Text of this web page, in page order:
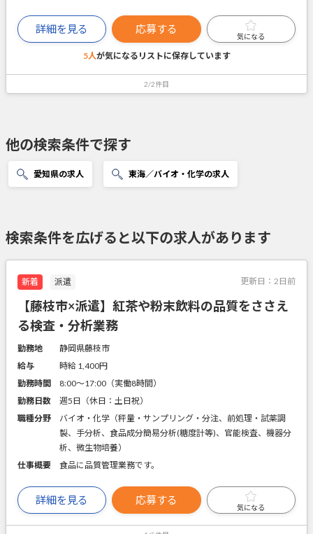
詳細を見る 応募する
気になる
5人が気になるリストに保存しています
2/2件目
他の検索条件で探す
愛知県の求人 東海／バイオ・化学の求人
検索条件を広げると以下の求人があります
新着 派遣 更新日： 2日前
【藤枝市×派遣】紅茶や粉末飲料の品質をささえ
る検査・分析業務
勤務地
静岡県藤枝市
給与
時給 1,400円
勤務時間
8:00～17:00（実働8時間）
勤務日数
週5日（休日：土日祝）
職種分野
バイオ・化学（秤量・サンプリング・分注、前処理・試薬調
製、手分析、食品成分簡易分析(糖度計等)、官能検査、機器分
析、微生物培養）
仕事概要
食品に品質管理業務です。
詳細を見る 応募する
気になる